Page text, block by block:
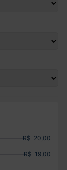
R$ 20,00
R$ 19,00